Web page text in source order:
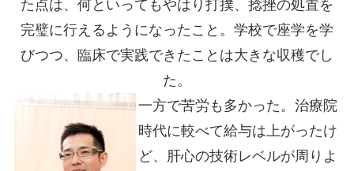
た点は、何といってもやはり打撲、捻挫の処置を
完璧に行えるようになったこと。学校で座学を学
びつつ、臨床で実践できたことは大きな収穫でし
た。
一方で苦労も多かった。治療院
時代に較べて給与は上がったけ
ど、肝心の技術レベルが周りよ